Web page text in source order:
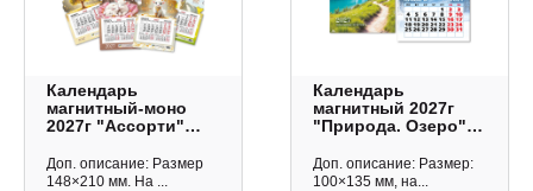
Календарь
магнитный-моно
2027г "Ассорти"
Квадра
Доп. описание: Размер
148×210 мм. На ...
Календарь
магнитный 2027г
"Природа. Озеро"
Квадра
Доп. описание: Размер:
100×135 мм, на...